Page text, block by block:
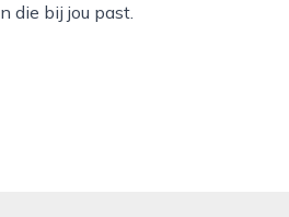
die bij jou past.